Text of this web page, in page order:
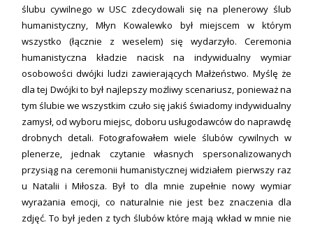
ślubu cywilnego w USC zdecydowali się na plenerowy ślub
humanistyczny, Młyn Kowalewko był miejscem w którym
wszystko (łącznie z weselem) się wydarzyło. Ceremonia
humanistyczna kładzie nacisk na indywidualny wymiar
osobowości dwójki ludzi zawierających Małżeństwo. Myślę że
dla tej Dwójki to był najlepszy możliwy scenariusz, ponieważ na
tym ślubie we wszystkim czuło się jakiś świadomy indywidualny
zamysł, od wyboru miejsc, doboru usługodawców do naprawdę
drobnych detali. Fotografowałem wiele ślubów cywilnych w
plenerze, jednak czytanie własnych spersonalizowanych
przysiąg na ceremonii humanistycznej widziałem pierwszy raz
u Natalii i Miłosza. Był to dla mnie zupełnie nowy wymiar
wyrażania emocji, co naturalnie nie jest bez znaczenia dla
zdjęć. To był jeden z tych ślubów które mają wkład w mnie nie